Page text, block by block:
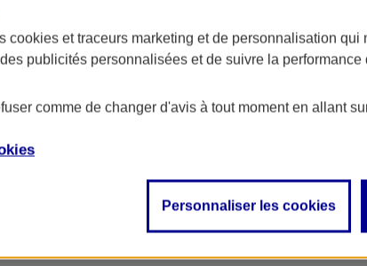
cookies et traceurs marketing et de personnalisation qui
publicités personnalisées et de suivre la performance
comme de changer d'avis à tout moment en allant
Personnaliser les cookies